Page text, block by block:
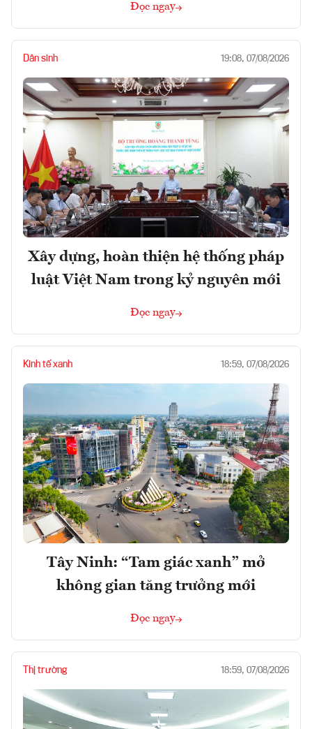
Đọc ngay
Dân sinh 19:08, 07/08/2026
Xây dựng, hoàn thiện hệ thống pháp
luật Việt Nam trong kỷ nguyên mới
Đọc ngay
Kinh tế xanh 18:59, 07/08/2026
Tây Ninh: “Tam giác xanh” mở
không gian tăng trưởng mới
Đọc ngay
Thị trường 18:59, 07/08/2026